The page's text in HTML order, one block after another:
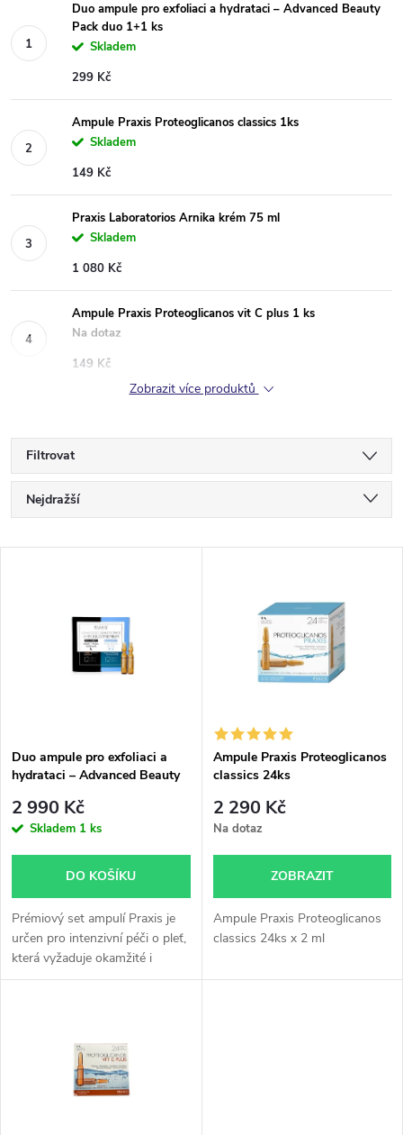
Duo ampule pro exfoliaci a hydrataci – Advanced Beauty
Pack duo 1+1 ks
Skladem
299 Kč
Ampule Praxis Proteoglicanos classics 1ks
Skladem
149 Kč
Praxis Laboratorios Arnika krém 75 ml
Skladem
1 080 Kč
Ampule Praxis Proteoglicanos vit C plus 1 ks
Na dotaz
149 Kč
Zobrazit více produktů
Filtrovat
Ř
a
p
r
o
d
u
Nejdražší
s
p
r
d
u
Duo ampule pro exfoliaci a
hydrataci – Advanced Beauty
2 990 Kč
Skladem 1 ks
DO KOŠÍKU
Prémiový set ampulí Praxis je
určen pro intenzivní péči o pleť,
která vyžaduje okamžité i
dlouhodobé výsledky. Vysoká
Ampule Praxis Proteoglicanos
classics 24ks
2 290 Kč
Na dotaz
ZOBRAZIT
Ampule Praxis Proteoglicanos
classics 24ks x 2 ml